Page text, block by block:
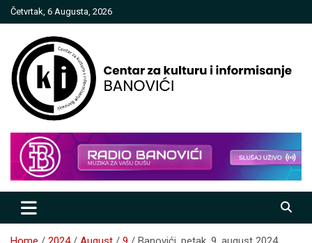
Skip
to
Četvrtak, 6 Augusta, 2026
Centar za kulturu i informisanje
Banovići